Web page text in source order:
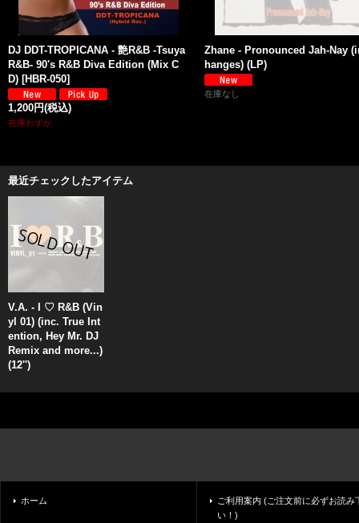
DJ DDT-TROPICANA - 艶R&B -Tsuya
R&B- 90's R&B Diva Edition (Mix C
D) [HBR-050]
1,200円(税込)
在庫わずか
Zhane - Pronounced Jah-Nay
hanges) (LP)
在庫なし
最近チェックしたアイテム
V.A. - I ♡ R&B (Vin
yl 01) (inc. True Int
ention, Hey Mr. DJ
Remix and more...)
(12'')
ホーム
ご利用案内 (ご注文前に必ずお読み
い！)